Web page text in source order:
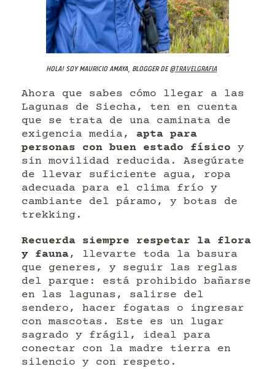
Hola! Soy Mauricio Amaya, blogger de@travelgrafia
Ahora que sabes cómo llegar a las
Lagunas de Siecha, ten en cuenta
que se trata de una caminata de
exigencia media, apta para
personas con buen estado físico y
sin movilidad reducida. Asegúrate
de llevar suficiente agua, ropa
adecuada para el clima frío y
cambiante del páramo, y botas de
trekking.
Recuerda siempre respetar la flora
y fauna, llevarte toda la basura
que generes, y seguir las reglas
del parque: está prohibido bañarse
en las lagunas, salirse del
sendero, hacer fogatas o ingresar
con mascotas. Este es un lugar
sagrado y frágil, ideal para
conectar con la madre tierra en
silencio y con respeto.